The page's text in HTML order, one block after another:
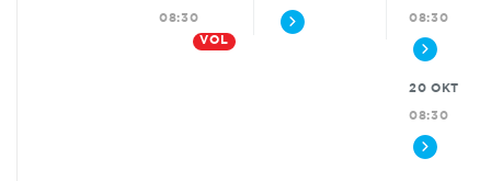
08:30
VOL
08:30
20 OKT
08:30